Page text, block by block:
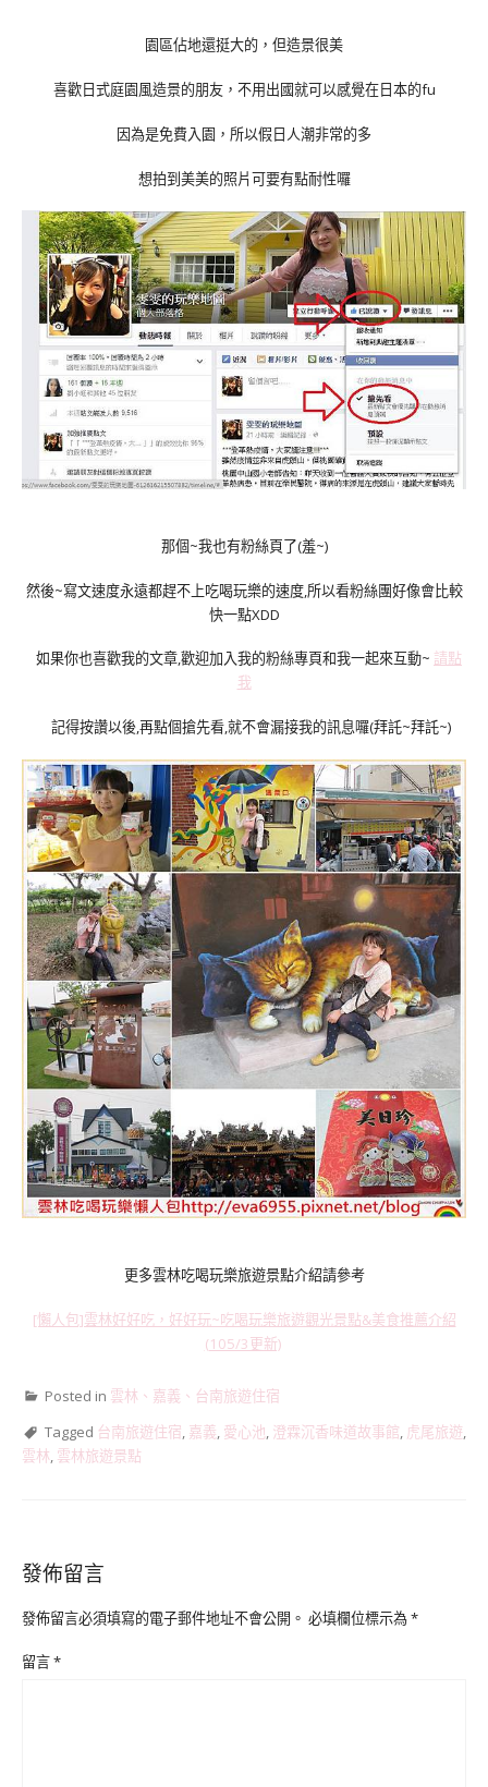
園區佔地還挺大的，但造景很美
喜歡日式庭園風造景的朋友，不用出國就可以感覺在日本的fu
因為是免費入園，所以假日人潮非常的多
想拍到美美的照片可要有點耐性囉
那個~我也有粉絲頁了(羞~)
然後~寫文速度永遠都趕不上吃喝玩樂的速度,所以看粉絲團好像會比較
快一點XDD
如果你也喜歡我的文章,歡迎加入我的粉絲專頁和我一起來互動~ 請點
我
記得按讚以後,再點個搶先看,就不會漏接我的訊息囉(拜託~拜託~)
更多雲林吃喝玩樂旅遊景點介紹請參考
[懶人包]雲林好好吃，好好玩~吃喝玩樂旅遊觀光景點&美食推薦介紹
(105/3更新)
Posted in 雲林、嘉義、台南旅遊住宿
Tagged 台南旅遊住宿, 嘉義, 愛心池, 澄霖沉香味道故事館, 虎尾旅遊,
雲林, 雲林旅遊景點
發佈留言
發佈留言必須填寫的電子郵件地址不會公開。 必填欄位標示為*
留言*